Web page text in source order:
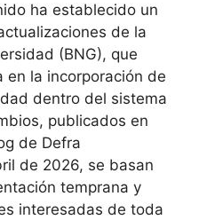
ha establecido un
de la
(BNG), que
en la incorporación de
dentro del sistema
publicados en
de Defra
de 2026, se basan
temprana y
interesadas de toda